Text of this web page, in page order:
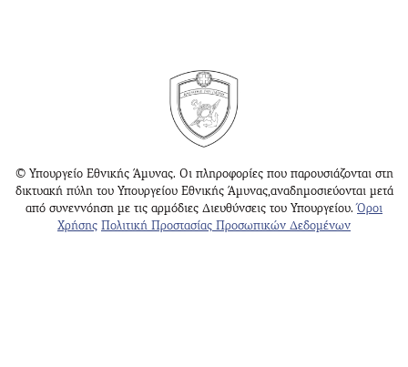
© Υπουργείο Εθνικής Άμυνας. Οι πληροφορίες που παρουσιάζονται στη
δικτυακή πύλη του Υπουργείου Εθνικής Άμυνας,αναδημοσιεύονται μετά
από συνεννόηση με τις αρμόδιες Διευθύνσεις του Υπουργείου.Όροι
Χρήσης Πολιτική Προστασίας Προσωπικών Δεδομένων